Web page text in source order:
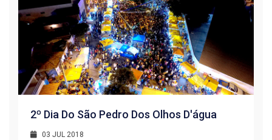
2º Dia Do São Pedro Dos Olhos D'água
03 JUL 2018